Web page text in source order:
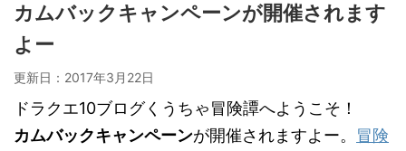
カムバックキャンペーンが開催されます
よー
更新日： 2017年3月22日
ドラクエ10ブログくうちゃ冒険譚へようこそ！
カムバックキャンペーンが開催されますよー。 冒険